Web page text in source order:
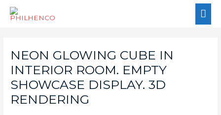
NEON GLOWING CUBE IN
INTERIOR ROOM. EMPTY
SHOWCASE DISPLAY. 3D
RENDERING